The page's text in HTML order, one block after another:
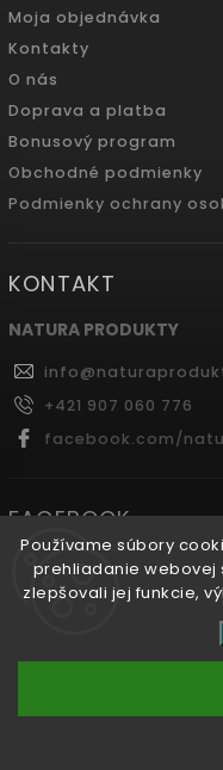
Používame súbory
prehliadanie webovej
zlepšovali jej funkcie,
Moja objednávka
Kontakty
O nás
Doprava a platba
Bonusový program
Obchodné podmienky
Podmienky ochrany
KONTAKT
NATURA PRODUKTY
info@
+421 907 060 776
facebook.com/
FACEBOOK